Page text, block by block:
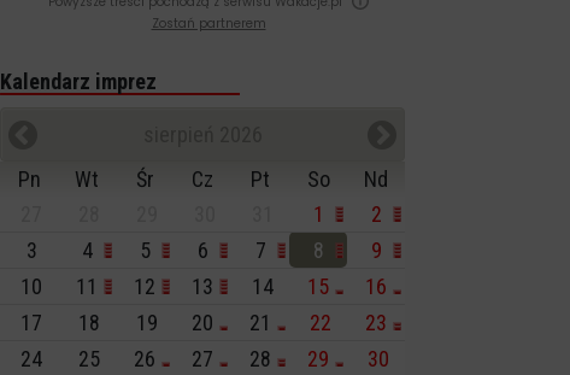
Zostań partnerem
Kalendarz imprez
Pn
Wt Śr Cz Pt So
Nd
1
2
3
4 5 6 7 8
9
10
11 12 13 14 15
16
17
18 19 20 21 22
23
24
25 26 27 28 29
30